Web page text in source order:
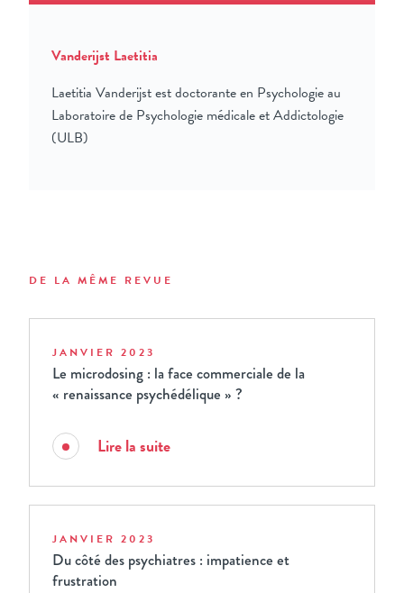
Vanderijst Laetitia
Laetitia Vanderijst est doctorante en Psychologie au
Laboratoire de Psychologie médicale et Addictologie
(ULB)
DE LA MÊME REVUE
JANVIER 2023
Le microdosing : la face commerciale de la
« renaissance psychédélique » ?
Lire la suite
JANVIER 2023
Du côté des psychiatres : impatience et
frustration